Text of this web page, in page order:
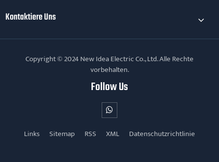
Kontaktiere Uns
Copyright © 2024 New Idea Electric Co., Ltd. Alle Rechte
vorbehalten.
Follow Us
Links Sitemap RSS XML Datenschutzrichtlinie